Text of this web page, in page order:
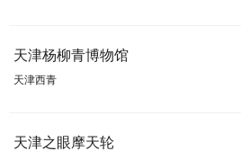
天津杨柳青博物馆
天津西青
天津之眼摩天轮